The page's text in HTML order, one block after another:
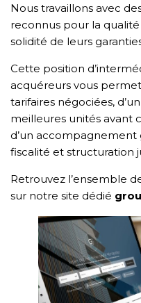
Nous travaillons avec
reconnus pour la
solidité de leurs
Cette position
acquéreurs vous
tarifaires négociées,
meilleures unités avant
d’un
fiscalité et structuration
Retrouvez l’ensemble
sur notre site dédié